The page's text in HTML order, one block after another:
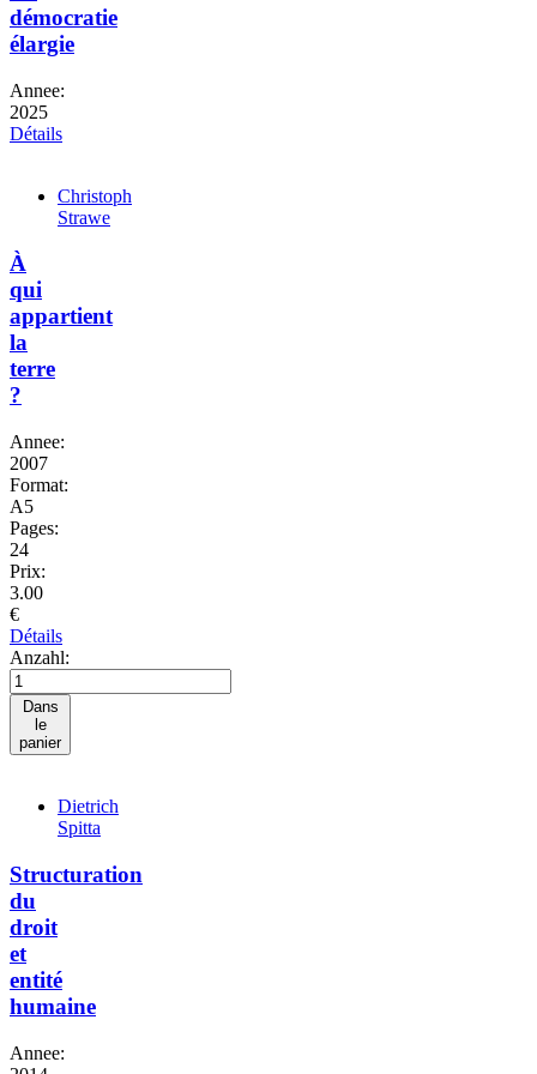
démocratie
élargie
Annee:
2025
Détails
Christoph
Strawe
À
qui
appartient
la
terre
?
Annee:
2007
Format:
A5
Pages:
24
Prix:
3.00
€
Détails
Anzahl:
Dans
le
panier
Dietrich
Spitta
Structuration
du
droit
et
entité
humaine
Annee: